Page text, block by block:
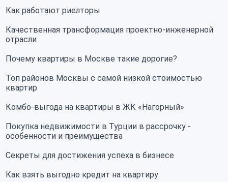
Как работают риелторы
Качественная трансформация проектно-инженерной
отрасли
Почему квартиры в Москве такие дорогие?
Топ районов Москвы с самой низкой стоимостью
квартир
Комбо-выгода на квартиры в ЖК «Нагорный»
Покупка недвижимости в Турции в рассрочку -
особенности и преимущества
Секреты для достижения успеха в бизнесе
Как взять выгодно кредит на квартиру